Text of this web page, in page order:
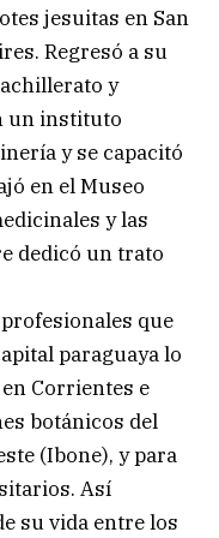
jesuitas en San
Regresó a su
y
un instituto
y se capacitó
en el Museo
y las
dedicó un trato
que
paraguaya lo
Corrientes e
botánicos del
(Ibone), y para
Así
su vida entre los